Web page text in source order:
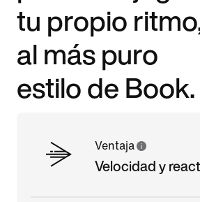
tu propio
al más puro
estilo de Book.
Ventaja
Velocidad y